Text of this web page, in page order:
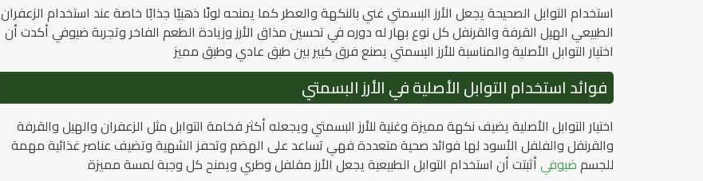
استخدام التوابل الصحيحة يجعل الأرز البسمتي غني بالنكهة والعطر كما يمنحه لونًا ذهبيًا جذابًا خاصة عند استخدام الزعفران
الطبيعي الهيل القرفة والقرنفل كل نوع بهار له دوره في تحسين مذاق الأرز وزيادة الطعم الفاخر وتجربة ضيوفي أكدت أن
اختيار التوابل الأصلية والمناسبة للأرز البسمتي يصنع فرق كبير بين طبق عادي وطبق مميز
فوائد استخدام التوابل الأصلية في الأرز البسمتي
اختيار التوابل الأصلية يضيف نكهة مميزة وغنية للأرز البسمتي ويجعله أكثر فخامة التوابل مثل الزعفران والهيل والقرفة
والقرنفل والفلفل الأسود لها فوائد صحية متعددة فهي تساعد على الهضم وتحفز الشهية وتضيف عناصر غذائية مهمة
للجسمضيوفيأثبتت أن استخدام التوابل الطبيعية يجعل الأرز مفلفل وطري ويمنح كل وجبة لمسة مميزة